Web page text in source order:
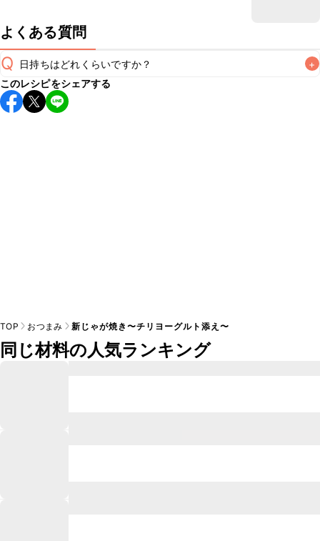
よくある質問
Q 日持ちはどれくらいですか？ +
保存期間は冷蔵で当日中が目安です。なるべくお早めにお召
し上がりください。
このレシピをシェアする
TOP おつまみ 新じゃが焼き〜チリヨーグルト添え〜
同じ材料の人気ランキング